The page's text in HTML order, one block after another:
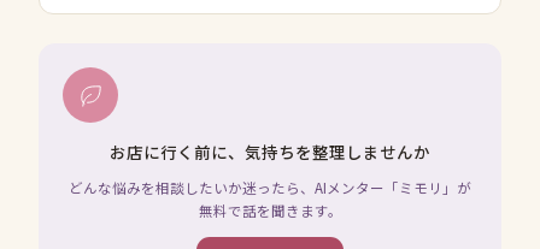
お店に行く前に、気持ちを整理しませんか
どんな悩みを相談したいか迷ったら、AIメンター「ミモリ」が
無料で話を聞きます。